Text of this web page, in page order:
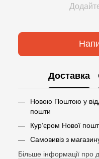
Доставка
Новою Поштою у
пошти
Кур’єром Нової
Самовивіз з
Більше інформації про